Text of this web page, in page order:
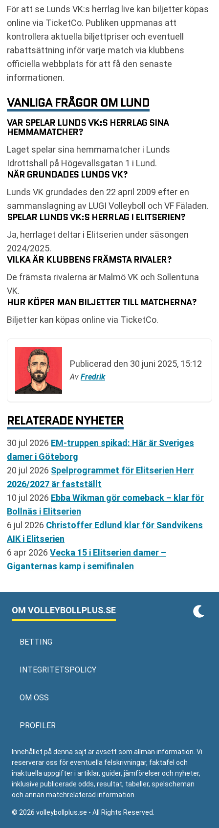
För att se Lunds VK:s herrlag live kan biljetter köpas
online via TicketCo. Publiken uppmanas att
kontrollera aktuella biljettpriser och eventuell
rabattsättning inför varje match via klubbens
officiella webbplats för att få den senaste
informationen.
VANLIGA FRÅGOR OM LUND
VAR SPELAR LUNDS VK:S HERRLAG SINA
HEMMAMATCHER?
Laget spelar sina hemmamatcher i Lunds
Idrottshall på Högevallsgatan 1 i Lund.
NÄR GRUNDADES LUNDS VK?
Lunds VK grundades den 22 april 2009 efter en
sammanslagning av LUGI Volleyboll och VF Fäladen.
SPELAR LUNDS VK:S HERRLAG I ELITSERIEN?
Ja, herrlaget deltar i Elitserien under säsongen
2024/2025.
VILKA ÄR KLUBBENS FRÄMSTA RIVALER?
De främsta rivalerna är Malmö VK och Sollentuna
VK.
HUR KÖPER MAN BILJETTER TILL MATCHERNA?
Biljetter kan köpas online via TicketCo.
Publicerad den 30 juni 2025, 15:12
Av Fredrik
RELATERADE NYHETER
30 jul 2026 EM-truppen spikad: Här är Sveriges
damer i Göteborg
20 jul 2026 Spelprogrammet för Elitserien Herr
2026/2027 är fastställt
10 jul 2026 Ebba Wikman gör comeback – klar för
Bollnäs i Elitserien
6 jul 2026 Christoffer Edlund klar för Sandvikens
AIK i Elitserien
6 apr 2026 Vecka 15 i Elitserien damer –
Giganternas kamp i semifinalen
OM VOLLEYBOLLPLUS.SE
BETTING
INTEGRITETSPOLICY
OM OSS
PROFILER
Innehållet på denna sajt är avsett som allmän information. Vi
reserverar oss för eventuella felskrivningar, faktafel och
inaktuella uppgifter i artiklar, guider, jämförelser och nyheter,
inklusive publicerade odds, resultat, tabeller, spelscheman
och annan matchrelaterad information.
© 2026 volleybollplus.se - All Rights Reserved.